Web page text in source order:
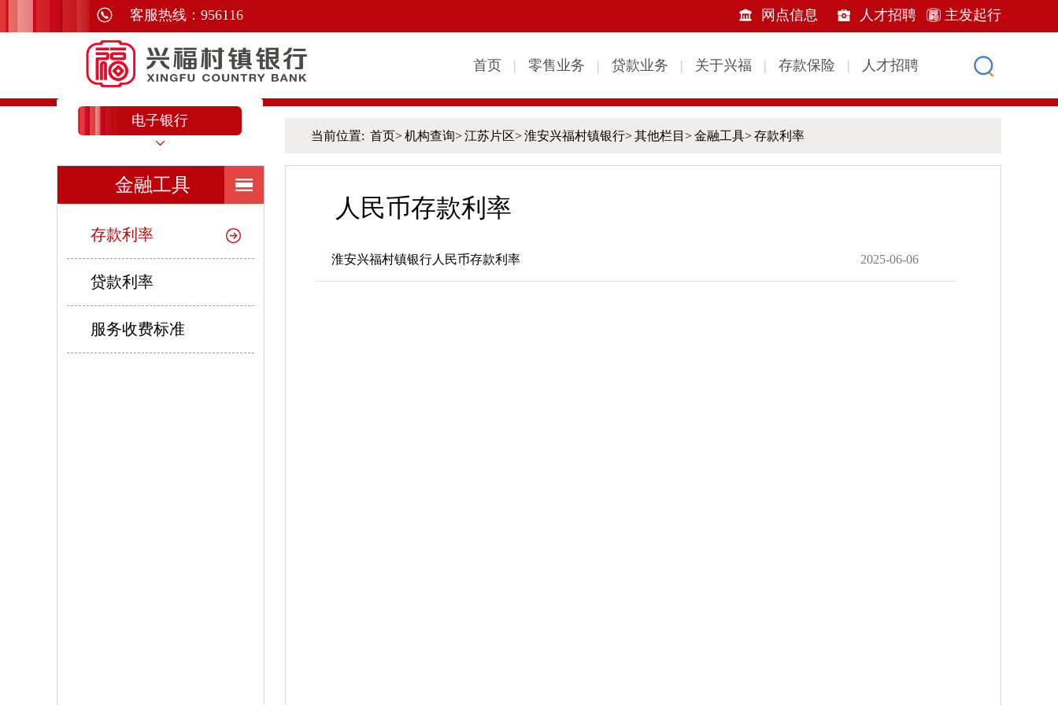
电子银行
当前位置: 首页>机构查询>江苏片区>淮安兴福村镇银行>其他栏目 >金融工具>存款利率
金融工具
存款利率
贷款利率
服务收费标准
人民币存款利率
淮安兴福村镇银行人民币存款利率 2025-06-06